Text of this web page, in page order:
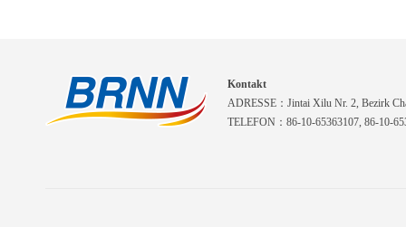
Kontakt
ADRESSE：Jintai Xilu Nr. 2, Bezirk
TELEFON：86-10-65363107, 86-10-